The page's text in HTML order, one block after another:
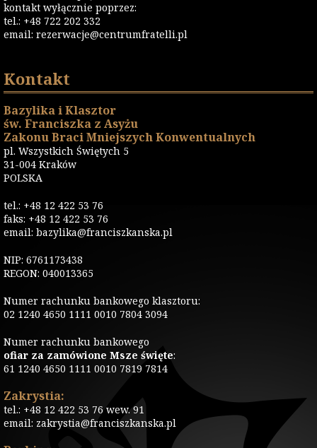
kontakt wyłącznie poprzez:
tel.: +48 722 202 332
email: rezerwacje@centrumfratelli.pl
Kontakt
Bazylika i Klasztor
św. Franciszka z Asyżu
Zakonu Braci Mniejszych Konwentualnych
pl. Wszystkich Świętych 5
31-004 Kraków
POLSKA
tel.: +48 12 422 53 76
faks: +48 12 422 53 76
email: bazylika@franciszkanska.pl
NIP: 6761173438
REGON: 040013365
Numer rachunku bankowego klasztoru:
02 1240 4650 1111 0010 7804 3094
Numer rachunku bankowego
ofiar za zamówione Msze święte:
61 1240 4650 1111 0010 7819 7814
Zakrystia:
tel.: +48 12 422 53 76 wew. 91
email: zakrystia@franciszkanska.pl